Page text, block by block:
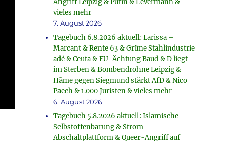
vieles mehr
7. August 2026
Tagebuch 6.8.2026 aktuell: Larissa –
Marcant & Rente 63 & Grüne Stahlindustrie
adé & Ceuta & EU-Ächtung Baud & D liegt
im Sterben & Bombendrohne Leipzig &
Häme gegen Siegmund stärkt AfD & Nico
Paech & 1.000 Juristen & vieles mehr
6. August 2026
Tagebuch 5.8.2026 aktuell: Islamische
Selbstoffenbarung & Strom-
Abschaltplattform & Queer-Angriff auf